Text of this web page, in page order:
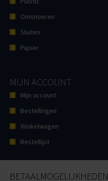
Omsnoeren
Sluiten
Papier
MIJN ACCOUNT
Mijn account
Bestellingen
Winkelwagen
Bestellijst
BETAALMOGELIJKHEDEN